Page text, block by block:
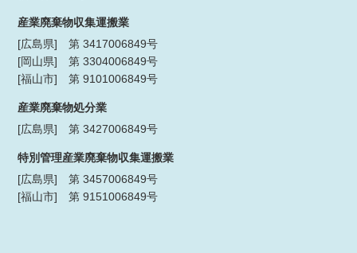
産業廃棄物収集運搬業
[広島県] 第 3417006849号
[岡山県] 第 3304006849号
[福山市] 第 9101006849号
産業廃棄物処分業
[広島県] 第 3427006849号
特別管理産業廃棄物収集運搬業
[広島県] 第 3457006849号
[福山市] 第 9151006849号